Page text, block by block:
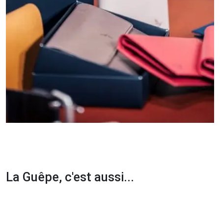
La Guêpe, c'est aussi...